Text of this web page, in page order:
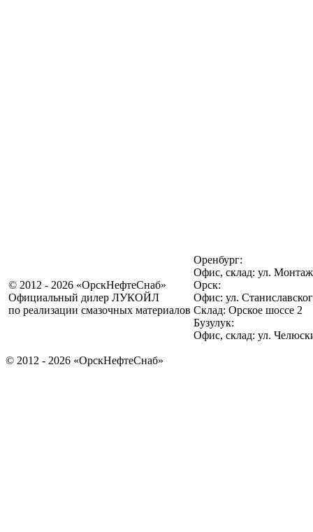
© 2012 - 2026 «ОрскНефтеСнаб»
Официальный дилер ЛУКОЙЛ
по реализации смазочных материалов
Оренбург:
Офис, склад: ул.
Орск:
Офис: ул.
Склад: Орское шоссе 2
Бузулук:
Офис, склад: ул.
© 2012 - 2026 «ОрскНефтеСнаб»